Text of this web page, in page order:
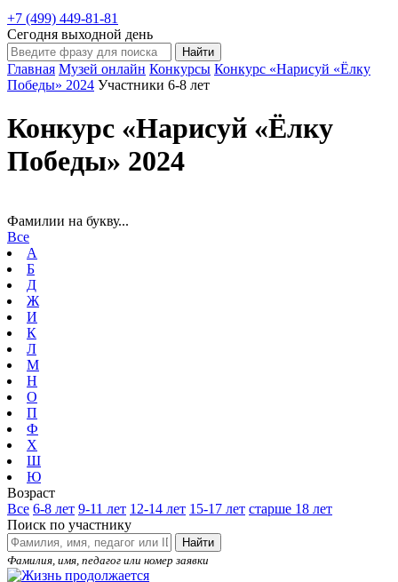
+7 (499) 449-81-81
Сегодня выходной день
Главная Музей онлайн Конкурсы Конкурс «Нарисуй «Ёлку
Победы» 2024 Участники 6-8 лет
Конкурс «Нарисуй «Ёлку
Победы» 2024
Фамилии на букву...
Все
А
Б
Д
Ж
И
К
Л
М
Н
О
П
Ф
Х
Ш
Ю
Возраст
Все 6-8 лет 9-11 лет 12-14 лет 15-17 лет старше 18 лет
Поиск по участнику
Найти
Фамилия, имя, педагог или номер заявки